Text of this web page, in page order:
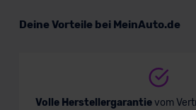
Deine Vorteile bei MeinAuto.de
Volle Herstellergarantievom